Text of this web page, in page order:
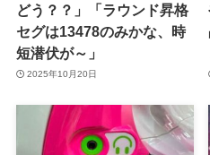
どう？？」「ラウンド昇格
セグは13478のみかな、時
短潜伏が～」
2025年10月20日